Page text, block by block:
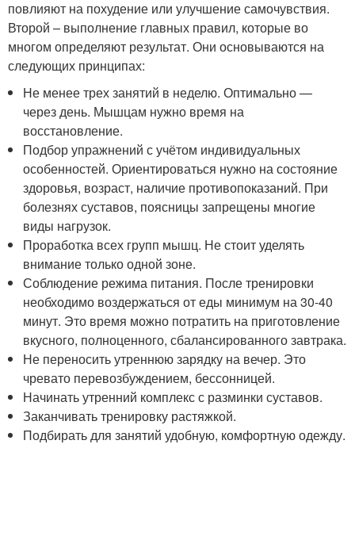
повлияют на похудение или улучшение самочувствия.
Второй – выполнение главных правил, которые во
многом определяют результат. Они основываются на
следующих принципах:
Не менее трех занятий в неделю. Оптимально —
через день. Мышцам нужно время на
восстановление.
Подбор упражнений с учётом индивидуальных
особенностей. Ориентироваться нужно на состояние
здоровья, возраст, наличие противопоказаний. При
болезнях суставов, поясницы запрещены многие
виды нагрузок.
Проработка всех групп мышц. Не стоит уделять
внимание только одной зоне.
Соблюдение режима питания. После тренировки
необходимо воздержаться от еды минимум на 30-40
минут. Это время можно потратить на приготовление
вкусного, полноценного, сбалансированного завтрака.
Не переносить утреннюю зарядку на вечер. Это
чревато перевозбуждением, бессонницей.
Начинать утренний комплекс с разминки суставов.
Заканчивать тренировку растяжкой.
Подбирать для занятий удобную, комфортную одежду.